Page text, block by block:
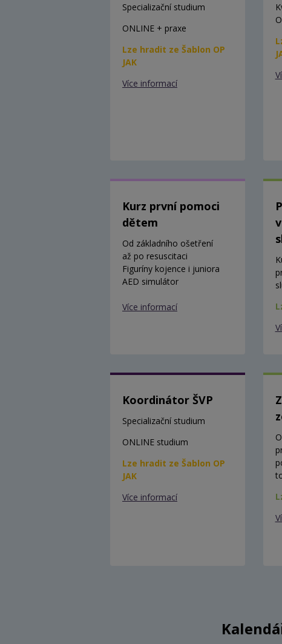
Specializační studium
ONLINE + praxe
Lze hradit ze Šablon OP
JAK
Více informací
Kurz první pomoci
dětem
Od základního ošetření
až po resuscitaci
Figuríny kojence i juniora
AED simulátor
Více informací
Koordinátor ŠVP
Specializační studium
ONLINE studium
Lze hradit ze Šablon OP
JAK
Více informací